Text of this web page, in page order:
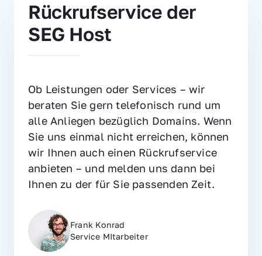
Rückrufservice der
SEG Host
Ob Leistungen oder Services – wir
beraten Sie gern telefonisch rund um
alle Anliegen bezüglich Domains. Wenn
Sie uns einmal nicht erreichen, können
wir Ihnen auch einen Rückrufservice
anbieten – und melden uns dann bei
Ihnen zu der für Sie passenden Zeit.
Frank Konrad
Service MItarbeiter